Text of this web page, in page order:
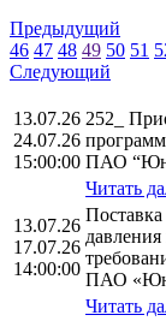
Предыдущий
46 47 48 49 50 51
Следующий
13.07.26
24.07.26
15:00:00
252_
ПАО
Читать
13.07.26
17.07.26
14:00:00
ПАО
Читать